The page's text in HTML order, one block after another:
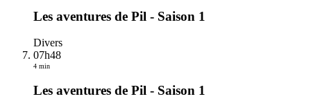
Les aventures de Pil - Saison 1
Divers
07h48
4 min
Les aventures de Pil - Saison 1